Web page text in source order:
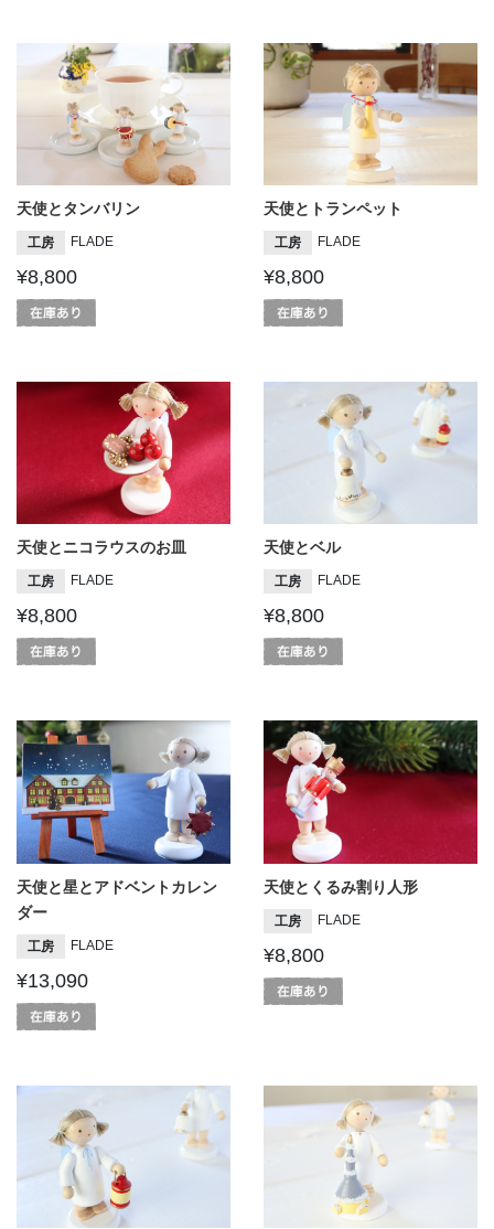
天使とタンバリン
工房 FLADE
¥8,800
天使とトランペット
工房 FLADE
¥8,800
天使とニコラウスのお皿
工房 FLADE
¥8,800
天使とベル
工房 FLADE
¥8,800
天使と星とアドベントカレン
ダー
工房 FLADE
¥13,090
天使とくるみ割り人形
工房 FLADE
¥8,800